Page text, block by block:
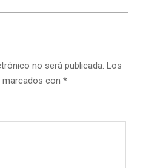
no será publicada. Los
con *